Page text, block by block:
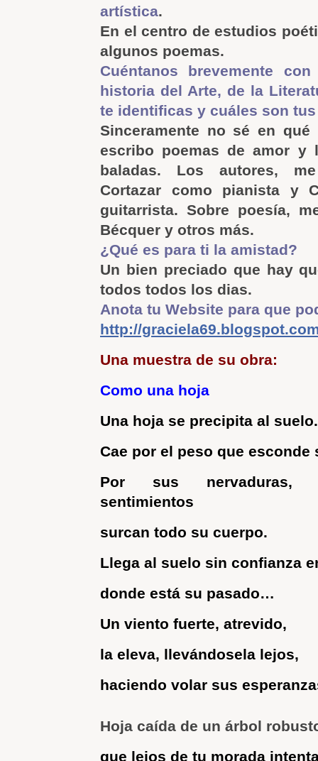
artística.
En el centro de estudios
algunos poemas.
Cuéntanos brevemente
historia del Arte, de la
te identificas y cuáles son
Sinceramente no sé en
escribo poemas de amor y
baladas. Los autores,
Cortazar como pianista y
guitarrista. Sobre poesía,
Bécquer y otros más.
¿Qué es para ti la amistad?
Un bien preciado que hay
todos todos los dias.
Anota tu Website para que
http://
Una muestra de su obra:
Como una hoja
Una hoja se precipita al suelo.
Cae por el peso que esconde
Por sus nervaduras,
sentimientos
surcan todo su cuerpo.
Llega al suelo sin confianza
donde está su pasado…
Un viento fuerte, atrevido,
la eleva, llevándosela lejos,
haciendo volar sus
Hoja caída de un árbol
que lejos de tu morada